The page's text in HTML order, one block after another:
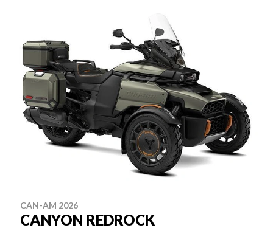
CAN-AM 2026
CANYON REDROCK